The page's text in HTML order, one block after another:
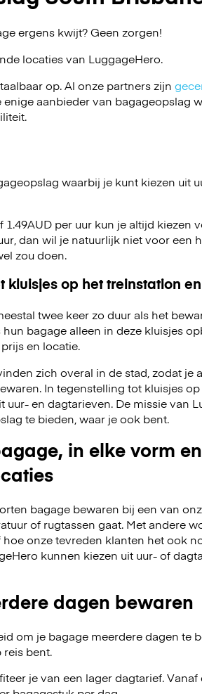
ergens kwijt? Geen zorgen!
locaties van LuggageHero.
op. Al onze partners zijn
aanbieder van bagageopslag
waarbij je kunt kiezen uit
per uur kun je altijd kiezen
dan wil je natuurlijk niet voor een
zou doen.
op het treinstation
twee keer zo duur als het
bagage alleen in deze kluisjes
en locatie.
zich overal in de stad, zodat je
In tegenstelling tot kluisjes
en dagtarieven. De missie van
te bieden, waar je ook bent.
in elke vorm
bagage bewaren bij een van
of rugtassen gaat. Met andere
onze tevreden klanten het ook
kunnen kiezen uit uur- of
dagen bewaren
om je bagage meerdere dagen te
bent.
je van een lager dagtarief.